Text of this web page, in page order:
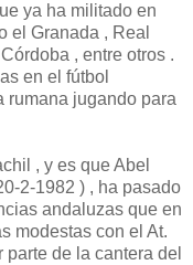
ya ha militado en
el Granada , Real
, entre otros .
en el fútbol
rumana jugando para
, y es que Abel
2-1982 ) , ha pasado
andaluzas que en
modestas con el At.
de la cantera del